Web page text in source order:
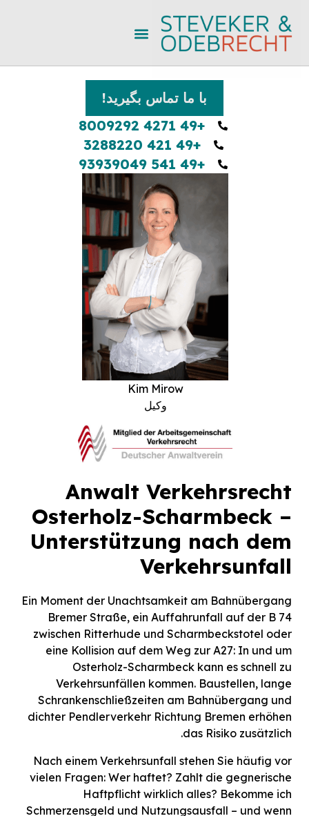
Björn Steveker
وکیل